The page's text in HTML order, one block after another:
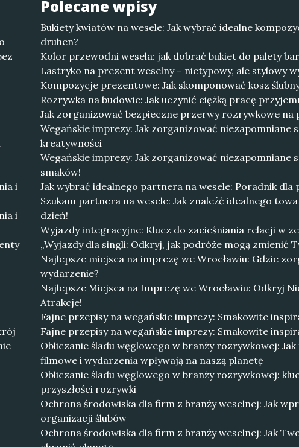
i
i
Polecane wpisy
Bukiety kwiatów na wesele: Jak wybrać idealne
druhen?
Kolor przewodni wesela: jak dobrać bukiet do palety
Lastryko na prezent weselny – nietypowy, ale stylowy
Kompozycje prezentowe: Jak skomponować kosz
Rozrywka na budowie: Jak uczynić ciężką pracę
Jak zorganizować bezpieczne przerwy rozrywkowe na
Wegańskie imprezy: Jak zorganizować niezapomniane
kreatywności
Wegańskie imprezy: Jak zorganizować niezapomniane
smaków!
Jak wybrać idealnego partnera na wesele: Poradnik dla
Szukam partnera na wesele: Jak znaleźć idealnego
dzień!
Wyjazdy integracyjne: Klucz do zacieśniania relacji w
„Wyjazdy dla singli: Odkryj, jak podróże mogą zmienić
Najlepsze miejsca na imprezę we Wrocławiu: Gdzie
wydarzenie?
Najlepsze Miejsca na Imprezę we Wrocławiu: Odkryj
Atrakcje!
Fajne przepisy na wegańskie imprezy: Smakowite
Fajne przepisy na wegańskie imprezy: Smakowite
Obliczanie śladu węglowego w branży rozrywkowej:
filmowe i wydarzenia wpływają na naszą planetę
Obliczanie śladu węglowego w branży rozrywkowej:
przyszłości rozrywki
Ochrona środowiska dla firm z branży weselnej: Jak
organizacji ślubów
Ochrona środowiska dla firm z branży weselnej: Jak